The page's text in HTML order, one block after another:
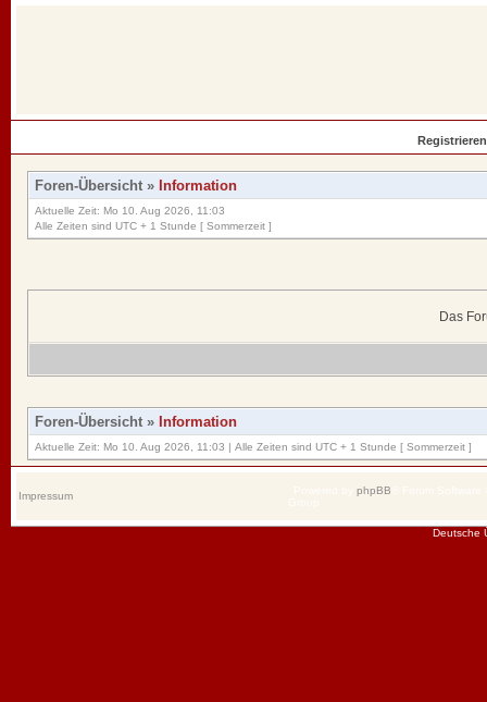
Registrieren
Foren-Übersicht » Information
Aktuelle Zeit: Mo 10. Aug 2026, 11:03
Alle Zeiten sind UTC + 1 Stunde [ Sommerzeit ]
Das
Foren-Übersicht » Information
Aktuelle Zeit: Mo 10. Aug 2026, 11:03 | Alle Zeiten sind UTC + 1 Stunde [ Sommerzeit ]
Impressum phpBB
Deutsche